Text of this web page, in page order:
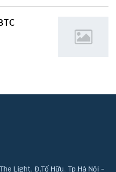
Light, Đ.Tố Hữu, Tp.Hà Nội -